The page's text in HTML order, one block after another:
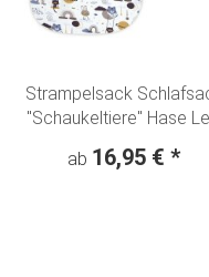
Strampelsack
"Schaukeltiere" Hase
ab 16,95 € *